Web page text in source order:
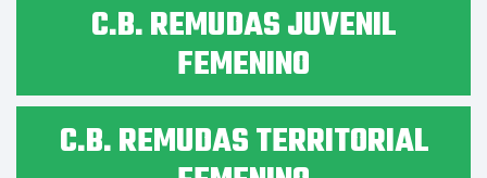
C.B. REMUDAS JUVENIL
FEMENINO
C.B. REMUDAS TERRITORIAL